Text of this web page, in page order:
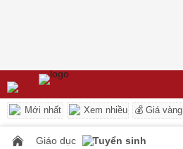
Mới nhất Xem nhiều 💰 Giá vàng
Giáo dục Tuyển sinh